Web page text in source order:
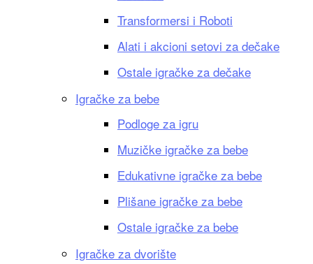
Transformersi i Roboti
Alati i akcioni setovi za dečake
Ostale igračke za dečake
Igračke za bebe
Podloge za igru
Muzičke igračke za bebe
Edukativne igračke za bebe
Plišane igračke za bebe
Ostale igračke za bebe
Igračke za dvorište